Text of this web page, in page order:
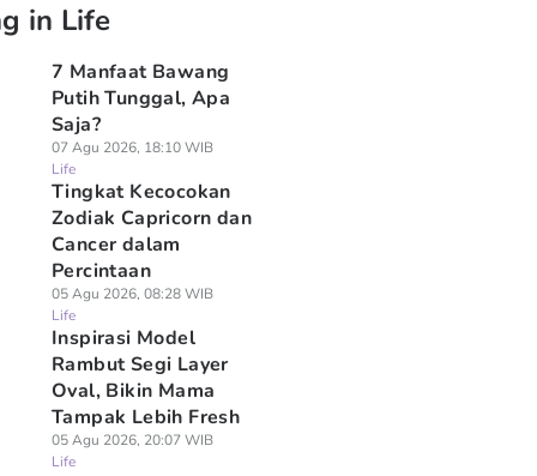
in Life
7 Manfaat Bawang
Putih Tunggal, Apa
Saja?
07 Agu 2026, 18:10 WIB
Life
Tingkat Kecocokan
Zodiak Capricorn dan
Cancer dalam
Percintaan
05 Agu 2026, 08:28 WIB
Life
Inspirasi Model
Rambut Segi Layer
Oval, Bikin Mama
Tampak Lebih Fresh
05 Agu 2026, 20:07 WIB
Life